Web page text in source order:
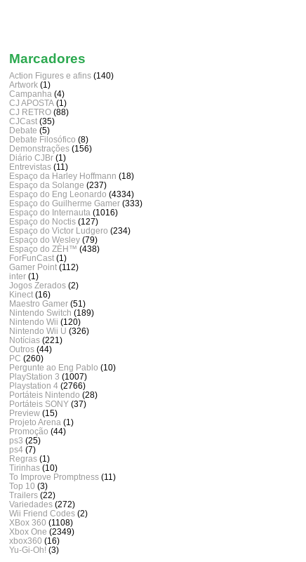
Marcadores
Action Figures e afins (140)
Artwork (1)
Campanha (4)
CJ APOSTA (1)
CJ RETRO (88)
CJCast (35)
Debate (5)
Debate Filosófico (8)
Demonstrações (156)
Diário CJBr (1)
Entrevistas (11)
Espaço da Harley Hoffmann (18)
Espaço da Solange (237)
Espaço do Eng Leonardo (4334)
Espaço do Guilherme Gamer (333)
Espaço do Internauta (1016)
Espaço do Noctis (127)
Espaço do Victor Ludgero (234)
Espaço do Wesley (79)
Espaço do ZÈH™ (438)
ForFunCast (1)
Gamer Point (112)
inter (1)
Jogos Zerados (2)
Kinect (16)
Maestro Gamer (51)
Nintendo Switch (189)
Nintendo Wii (120)
Nintendo Wii U (326)
Notícias (221)
Outros (44)
PC (260)
Pergunte ao Eng Pablo (10)
PlayStation 3 (1007)
Playstation 4 (2766)
Portáteis Nintendo (28)
Portáteis SONY (37)
Preview (15)
Projeto Arena (1)
Promoção (44)
ps3 (25)
ps4 (7)
Regras (1)
Tirinhas (10)
To Improve Promptness (11)
Top 10 (3)
Trailers (22)
Variedades (272)
Wii Friend Codes (2)
XBox 360 (1108)
Xbox One (2349)
xbox360 (16)
Yu-Gi-Oh! (3)